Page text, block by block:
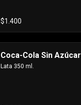
$1.400
Coca-Cola Sin Azúcar
Lata 350 ml.